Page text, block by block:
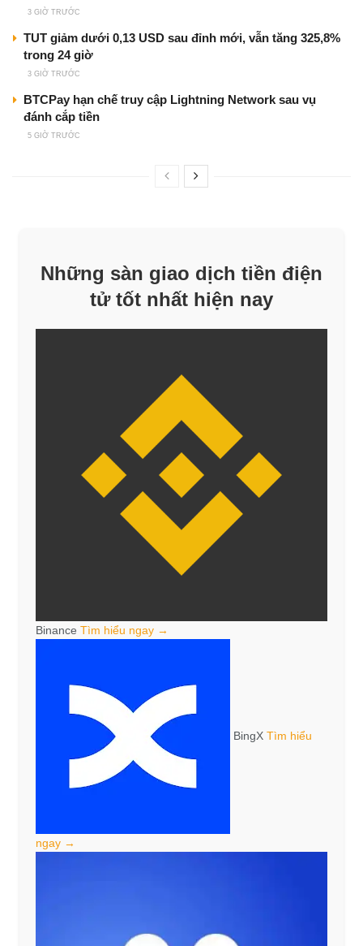
3 GIỜ TRƯỚC
TUT giảm dưới 0,13 USD sau đỉnh mới, vẫn tăng 325,8%
trong 24 giờ
3 GIỜ TRƯỚC
BTCPay hạn chế truy cập Lightning Network sau vụ
đánh cắp tiền
5 GIỜ TRƯỚC
Những sàn giao dịch tiền điện
tử tốt nhất hiện nay
Binance Tìm hiểu ngay →
BingX Tìm hiểu
ngay →